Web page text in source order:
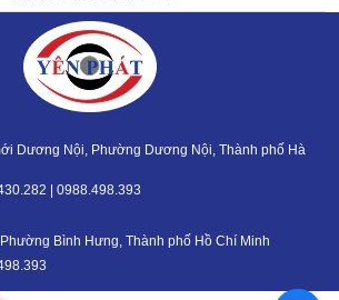
Dương Nội, Phường Dương Nội, Thành phố Hà
| 0988.498.393
Bình Hưng, Thành phố Hồ Chí Minh